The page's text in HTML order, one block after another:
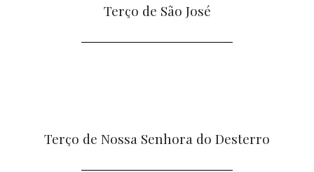
Terço de São José
Terço de Nossa Senhora do Desterro